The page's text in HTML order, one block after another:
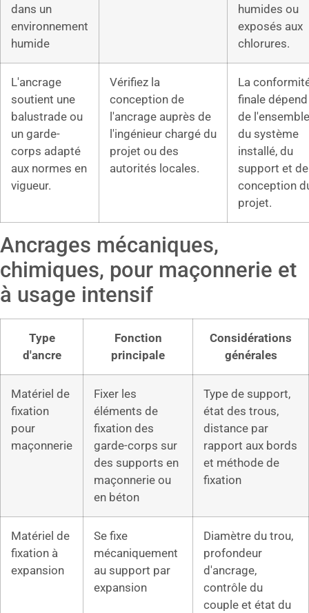
dans un
environnement
humide
humides ou
exposés aux
chlorures.
L'ancrage
soutient une
balustrade ou
un garde-
corps adapté
aux normes en
vigueur.
Vérifiez la
conception de
l'ancrage auprès de
l'ingénieur chargé du
projet ou des
autorités locales.
La
finale dépend
de l'ensemble
du système
installé, du
support et
conception
projet.
Ancrages mécaniques,
chimiques, pour maçonnerie et
à usage intensif
Type
d'ancre
Fonction
principale
Considérations
générales
Matériel de
fixation
pour
maçonnerie
Fixer les
éléments de
fixation des
garde-corps sur
des supports en
maçonnerie ou
en béton
Type de support,
état des trous,
distance par
rapport aux bords
et méthode de
fixation
Matériel de
fixation à
expansion
Se fixe
mécaniquement
au support par
expansion
Diamètre du trou,
profondeur
d'ancrage,
contrôle du
couple et état du